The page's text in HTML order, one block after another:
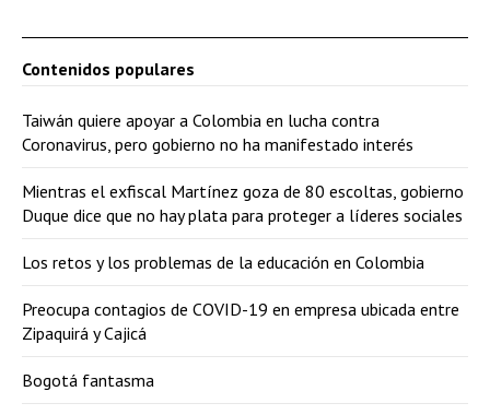
Contenidos populares
Taiwán quiere apoyar a Colombia en lucha contra
Coronavirus, pero gobierno no ha manifestado interés
Mientras el exfiscal Martínez goza de 80 escoltas, gobierno
Duque dice que no hay plata para proteger a líderes sociales
Los retos y los problemas de la educación en Colombia
Preocupa contagios de COVID-19 en empresa ubicada entre
Zipaquirá y Cajicá
Bogotá fantasma